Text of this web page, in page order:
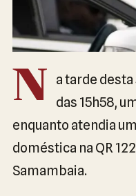
N
a tarde
das 15h58,
enquanto atendia
doméstica na QR
Samambaia.